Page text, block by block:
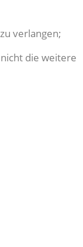
verlangen;
die weitere